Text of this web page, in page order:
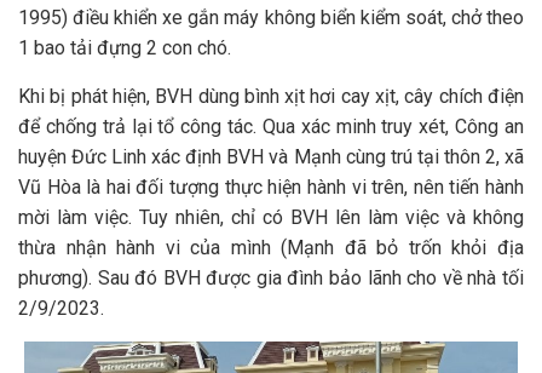
1995) điều khiển xe gắn máy không biển kiểm soát, chở theo
1 bao tải đựng 2 con chó.
Khi bị phát hiện, BVH dùng bình xịt hơi cay xịt, cây chích điện
để chống trả lại tổ công tác. Qua xác minh truy xét, Công an
huyện Đức Linh xác định BVH và Mạnh cùng trú tại thôn 2, xã
Vũ Hòa là hai đối tượng thực hiện hành vi trên, nên tiến hành
mời làm việc. Tuy nhiên, chỉ có BVH lên làm việc và không
thừa nhận hành vi của mình (Mạnh đã bỏ trốn khỏi địa
phương). Sau đó BVH được gia đình bảo lãnh cho về nhà tối
2/9/2023.